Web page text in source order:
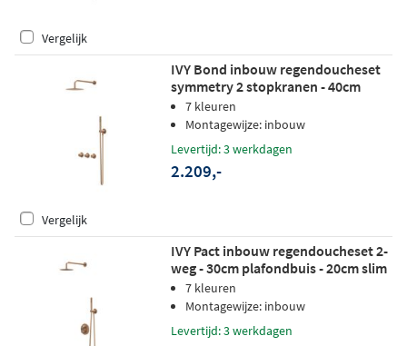
Vergelijk
IVY Bond inbouw regendoucheset
symmetry 2 stopkranen - 40cm
wandarm - 30cm medium
hoofddouche - wandhouder - satin
spray handdouche - geborsteld mat
koper pvd
7 kleuren
Montagewijze: inbouw
Levertijd: 3 werkdagen
2.209,-
Vergelijk
IVY Pact inbouw regendoucheset 2-
weg - 30cm plafondbuis - 20cm slim
hoofddouche rond - wandhouder -
staafhanddouche - geborsteld mat
7 kleuren
Montagewijze: inbouw
Levertijd: 3 werkdagen